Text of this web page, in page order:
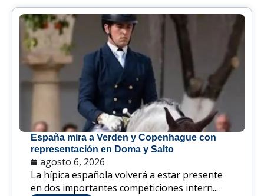
España mira a Verden y Copenhague con
representación en Doma y Salto
agosto 6, 2026
La hípica española volverá a estar presente
en dos importantes competiciones intern...